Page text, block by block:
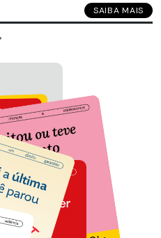
SAIBA MAIS